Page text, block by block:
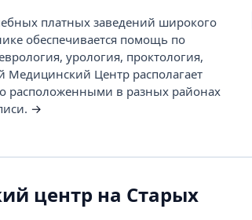
платных заведений широкого
обеспечивается помощь по
урология, проктология,
Медицинский Центр располагает
расположенными в разных районах
→
центр на Старых